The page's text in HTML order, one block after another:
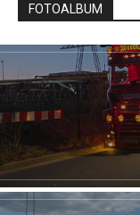
FOTOALBUM